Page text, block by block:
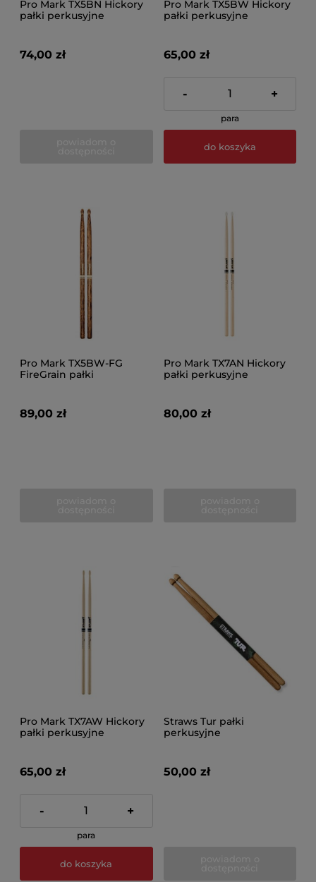
Pro Mark TX5BN Hickory
pałki perkusyjne
74,00 zł
Pro Mark TX5BW Hickory
pałki perkusyjne
65,00 zł
- +
para
do koszyka
Pro Mark TX5BW-FG
FireGrain pałki
89,00 zł
Pro Mark TX7AN Hickory
pałki perkusyjne
80,00 zł
Pro Mark TX7AW Hickory
pałki perkusyjne
65,00 zł
- +
para
do koszyka
Straws Tur pałki
perkusyjne
50,00 zł